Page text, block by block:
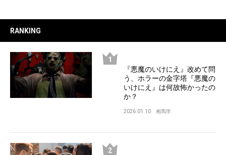
RANKING
『悪魔のいけにえ』改めて問
う、ホラーの金字塔『悪魔の
いけにえ』は何故怖かったの
か？
2026.01.10 相馬学